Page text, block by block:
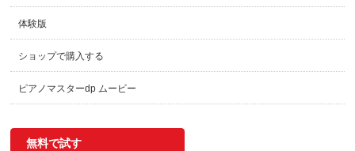
体験版
ショップで購入する
ピアノマスターdp ムービー
無料で試す